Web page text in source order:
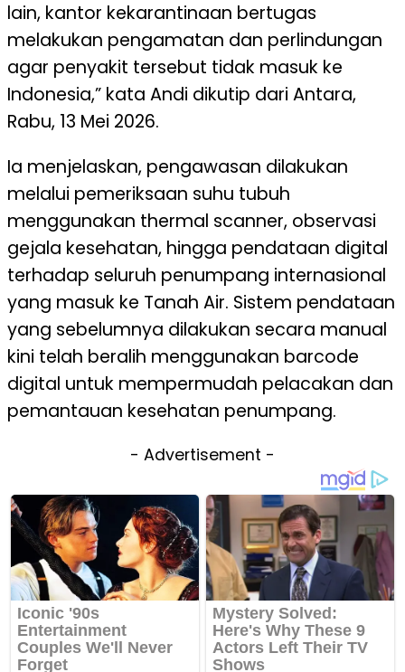
lain, kantor kekarantinaan bertugas
melakukan pengamatan dan perlindungan
agar penyakit tersebut tidak masuk ke
Indonesia,” kata Andi dikutip dari Antara,
Rabu, 13 Mei 2026.
Ia menjelaskan, pengawasan dilakukan
melalui pemeriksaan suhu tubuh
menggunakan thermal scanner, observasi
gejala kesehatan, hingga pendataan digital
terhadap seluruh penumpang internasional
yang masuk ke Tanah Air. Sistem pendataan
yang sebelumnya dilakukan secara manual
kini telah beralih menggunakan barcode
digital untuk mempermudah pelacakan dan
pemantauan kesehatan penumpang.
- Advertisement -